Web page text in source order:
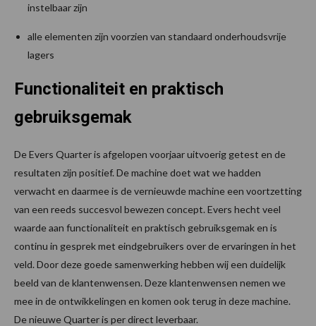
instelbaar zijn
alle elementen zijn voorzien van standaard onderhoudsvrije
lagers
Functionaliteit en praktisch
gebruiksgemak
De Evers Quarter is afgelopen voorjaar uitvoerig getest en de
resultaten zijn positief. De machine doet wat we hadden
verwacht en daarmee is de vernieuwde machine een voortzetting
van een reeds succesvol bewezen concept. Evers hecht veel
waarde aan functionaliteit en praktisch gebruiksgemak en is
continu in gesprek met eindgebruikers over de ervaringen in het
veld. Door deze goede samenwerking hebben wij een duidelijk
beeld van de klantenwensen. Deze klantenwensen nemen we
mee in de ontwikkelingen en komen ook terug in deze machine.
De nieuwe Quarter is per direct leverbaar.